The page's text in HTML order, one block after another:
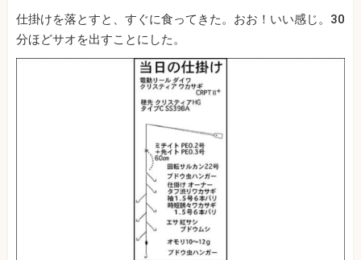
仕掛けを落とすと、すぐに食ってきた。おお！いい感じ。30
分ほどサオを出すことにした。